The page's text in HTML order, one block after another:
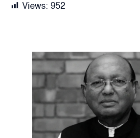
Views: 952